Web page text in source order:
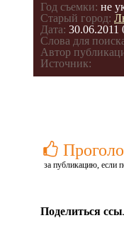
Год съемки: не
Старый город:
Дата: 30.06.2011
Слова для
Автор
Источник:
за публикацию, если
Поделиться